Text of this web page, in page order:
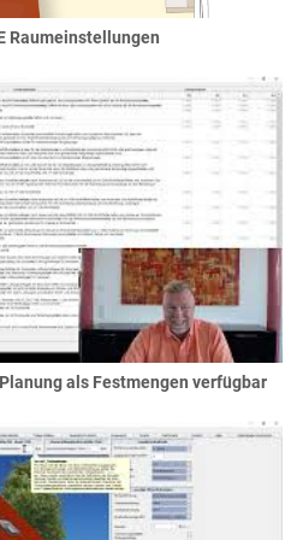
Raumeinstellungen
als Festmengen verfügbar